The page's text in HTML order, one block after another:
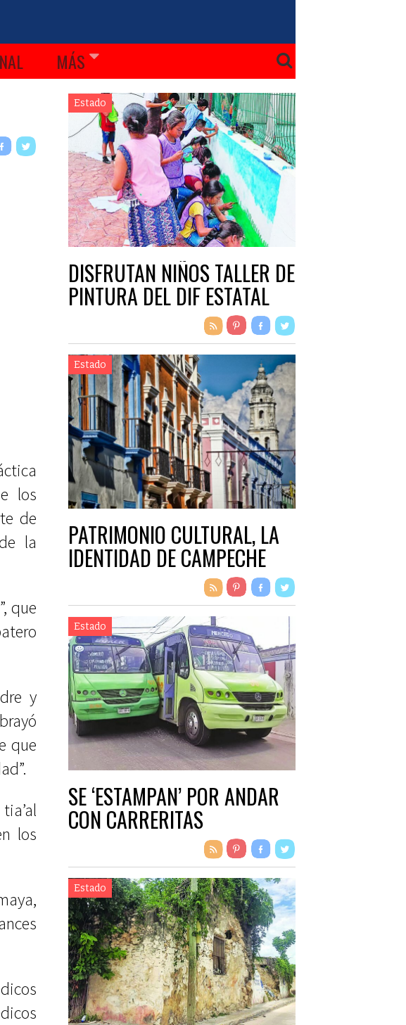
MÁS
los
de
la
que
y
que
los
Estado
DISFRUTAN NIÑOS TALLER DE
PINTURA DEL DIF ESTATAL
Estado
PATRIMONIO CULTURAL, LA
IDENTIDAD DE CAMPECHE
Estado
SE ‘ESTAMPAN’ POR ANDAR
CON CARRERITAS
Estado